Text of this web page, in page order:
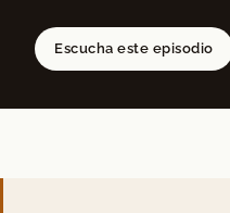
Escucha este episodio